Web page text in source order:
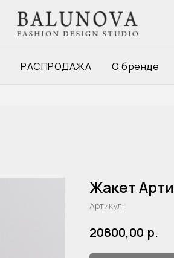
РАСПРОДАЖА О бренде
Жакет
Артикул:
20800,00 р.